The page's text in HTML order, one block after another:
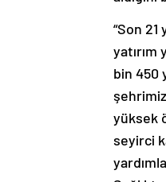
bin 450
yüksek
seyirci